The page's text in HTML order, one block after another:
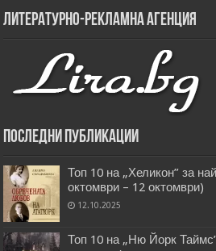
Литературно-рекламна агенция
Последни публикации
Топ 10 на „Хеликон” за
октомври – 12 октомври)
12.10.2025
Топ 10 на „Ню Йорк